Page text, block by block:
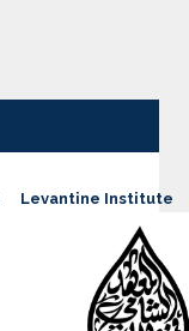
Levantine Institute